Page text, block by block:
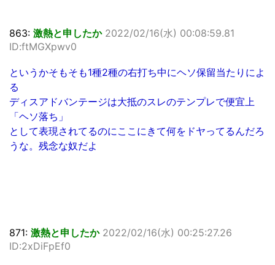
863: 激熱と申したか 2022/02/16(水) 00:08:59.81
ID:ftMGXpwv0
というかそもそも1種2種の右打ち中にヘソ保留当たりによ
る
ディスアドバンテージは大抵のスレのテンプレで便宜上
「ヘソ落ち」
として表現されてるのにここにきて何をドヤってるんだろ
うな。残念な奴だよ
871: 激熱と申したか 2022/02/16(水) 00:25:27.26
ID:2xDiFpEf0